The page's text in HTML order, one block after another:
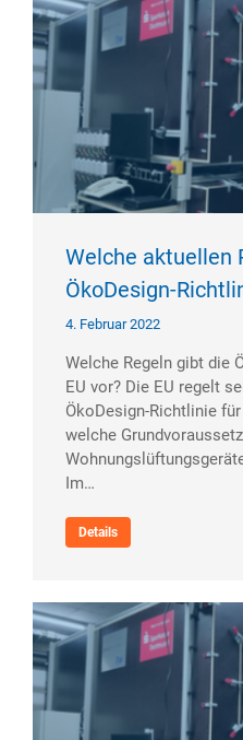
Welche aktuellen
ÖkoDesign-
4. Februar 2022
Welche Regeln gibt die
EU vor? Die EU regelt
ÖkoDesign-Richtlinie
welche
Im…
Details